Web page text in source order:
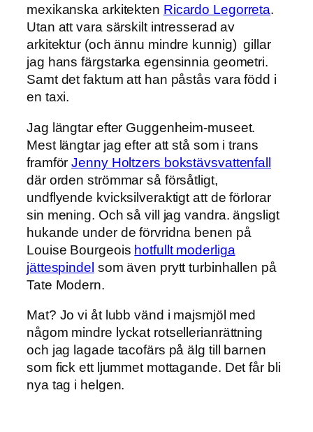
mexikanska arkitekten Ricardo Legorreta.
Utan att vara särskilt intresserad av
arkitektur (och ännu mindre kunnig) gillar
jag hans färgstarka egensinnia geometri.
Samt det faktum att han påstås vara född i
en taxi.
Jag längtar efter Guggenheim-museet.
Mest längtar jag efter att stå som i trans
framförJenny Holtzers bokstävsvattenfall
där orden strömmar så försåtligt,
undflyende kvicksilveraktigt att de förlorar
sin mening. Och så vill jag vandra. ängsligt
hukande under de förvridna benen på
Louise Bourgeois hotfullt moderliga
jättespindel som även prytt turbinhallen på
Tate Modern.
Mat? Jo vi åt lubb vänd i majsmjöl med
någom mindre lyckat rotsellerianrättning
och jag lagade tacofärs på älg till barnen
som fick ett ljummet mottagande. Det får bli
nya tag i helgen.